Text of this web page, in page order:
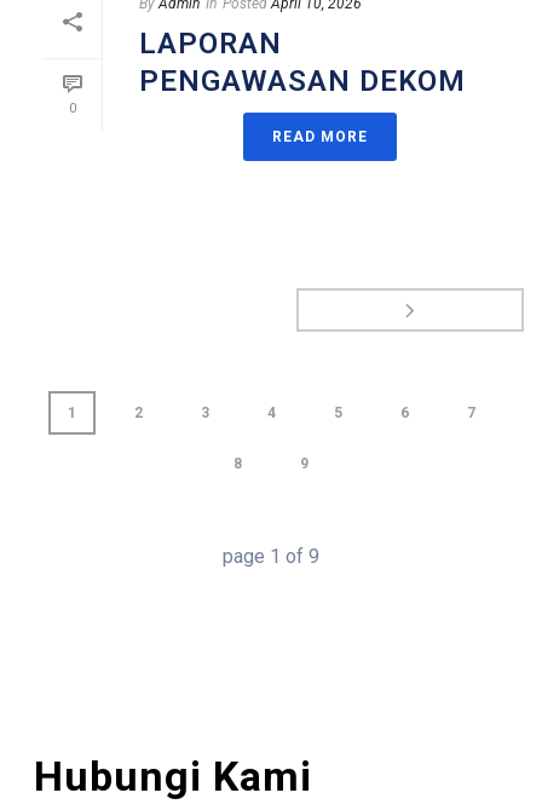
0
By Admin In Posted April 10, 2026
LAPORAN
PENGAWASAN DEKOM
READ MORE
1 2 3 4 5 6 7
8 9
page 1 of 9
Hubungi Kami